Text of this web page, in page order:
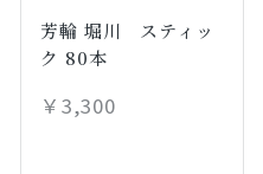
芳輪 堀川 スティッ
ク 80本
￥3,300